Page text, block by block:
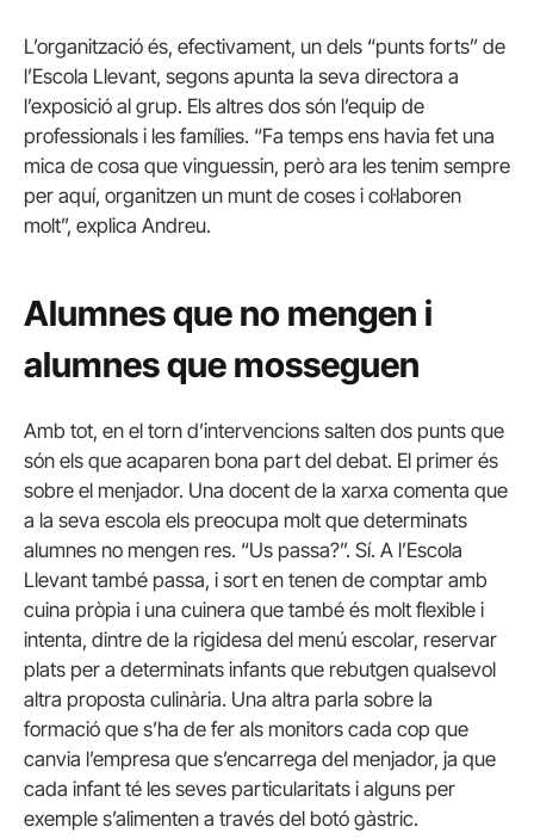
L’organització és, efectivament, un dels “punts forts” de
l’Escola Llevant, segons apunta la seva directora a
l’exposició al grup. Els altres dos són l’equip de
professionals i les famílies. “Fa temps ens havia fet una
mica de cosa que vinguessin, però ara les tenim sempre
per aquí, organitzen un munt de coses i col·laboren
molt”, explica Andreu.
Alumnes que no mengen i
alumnes que mosseguen
Amb tot, en el torn d’intervencions salten dos punts que
són els que acaparen bona part del debat. El primer és
sobre el menjador. Una docent de la xarxa comenta que
a la seva escola els preocupa molt que determinats
alumnes no mengen res. “Us passa?”. Sí. A l’Escola
Llevant també passa, i sort en tenen de comptar amb
cuina pròpia i una cuinera que també és molt flexible i
intenta, dintre de la rigidesa del menú escolar, reservar
plats per a determinats infants que rebutgen qualsevol
altra proposta culinària. Una altra parla sobre la
formació que s’ha de fer als monitors cada cop que
canvia l’empresa que s’encarrega del menjador, ja que
cada infant té les seves particularitats i alguns per
exemple s’alimenten a través del botó gàstric.